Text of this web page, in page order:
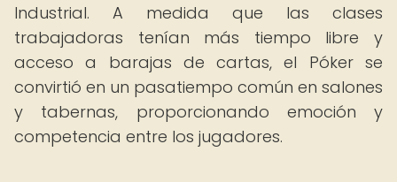
Industrial. A medida que las clases
trabajadoras tenían más tiempo libre y
acceso a barajas de cartas, el Póker se
convirtió en un pasatiempo común en salones
y tabernas, proporcionando emoción y
competencia entre los jugadores.